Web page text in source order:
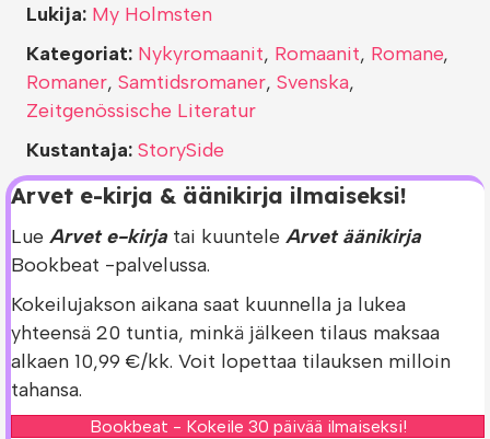
Arvet e-kirja & äänikirja ilmaiseksi!
Lue Arvet e-kirja tai kuuntele Arvet äänikirja
Bookbeat -palvelussa.
Kokeilujakson aikana saat kuunnella ja lukea
yhteensä 20 tuntia, minkä jälkeen tilaus maksaa
alkaen 10,99 €/kk. Voit lopettaa tilauksen milloin
tahansa.
Bookbeat - Kokeile 30 päivää ilmaiseksi!
Lukija: My Holmsten
Kategoriat: Nykyromaanit, Romaanit, Romane,
Romaner, Samtidsromaner, Svenska,
Zeitgenössische Literatur
Kustantaja: StorySide